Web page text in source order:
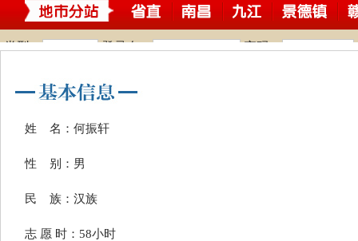
姓 名：何振轩
性 别：男
民 族：汉族
志 愿 时：58小时